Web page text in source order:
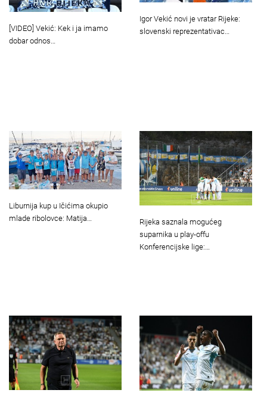
[VIDEO] Vekić: Kek i ja imamo
dobar odnos…
Igor Vekić novi je vratar Rijeke:
slovenski reprezentativac…
Liburnija kup u Ičićima okupio
mlade ribolovce: Matija…
Rijeka saznala mogućeg
suparnika u play-offu
Konferencijske lige:…